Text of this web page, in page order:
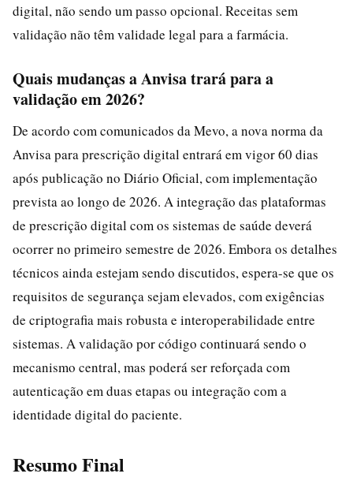
digital, não sendo um passo opcional. Receitas sem
validação não têm validade legal para a farmácia.
Quais mudanças a Anvisa trará para a
validação em 2026?
De acordo com comunicados da Mevo, a nova norma da
Anvisa para prescrição digital entrará em vigor 60 dias
após publicação no Diário Oficial, com implementação
prevista ao longo de 2026. A integração das plataformas
de prescrição digital com os sistemas de saúde deverá
ocorrer no primeiro semestre de 2026. Embora os detalhes
técnicos ainda estejam sendo discutidos, espera-se que os
requisitos de segurança sejam elevados, com exigências
de criptografia mais robusta e interoperabilidade entre
sistemas. A validação por código continuará sendo o
mecanismo central, mas poderá ser reforçada com
autenticação em duas etapas ou integração com a
identidade digital do paciente.
Resumo Final